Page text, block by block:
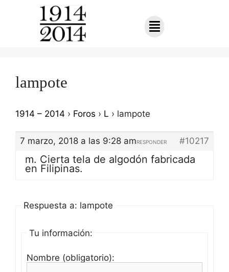
lampote
1914 – 2014 › Foros › L › lampote
7 marzo, 2018 a las 9:28 am #10217
RESPONDER
m. Cierta tela de algodón fabricada
en Filipinas.
Respuesta a: lampote
Tu información:
Nombre (obligatorio):